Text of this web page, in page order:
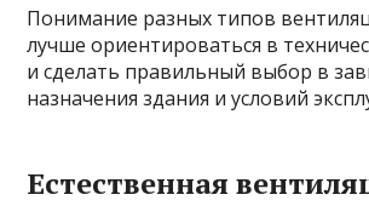
Понимание разных типов
лучше ориентироваться в
и сделать правильный выбор в
назначения здания и условий
Естественная